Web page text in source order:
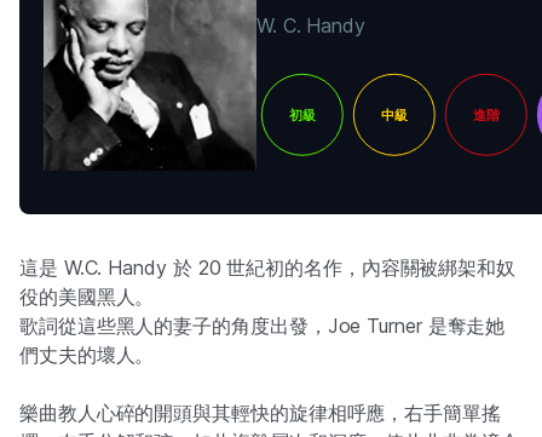
W. C. Handy
初級 中級 進階
這是 W.C. Handy 於 20 世紀初的名作，內容關被綁架和奴
役的美國黑人。
歌詞從這些黑人的妻子的角度出發，Joe Turner 是奪走她
們丈夫的壞人。
樂曲教人心碎的開頭與其輕快的旋律相呼應，右手簡單搖